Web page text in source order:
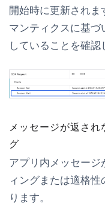
開始時に更新され
マンティクスに基
していることを確認
メッセージが返さ
グ
アプリ内メッセー
ィングまたは適格
ります。